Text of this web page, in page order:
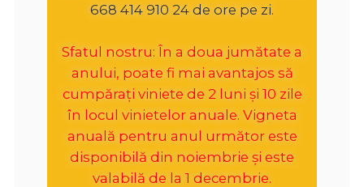
668 414 910 24 de ore pe zi.
Sfatul nostru: În a doua jumătate a
anului, poate fi mai avantajos să
cumpărați viniete de 2 luni și 10 zile
în locul vinietelor anuale. Vigneta
anuală pentru anul următor este
disponibilă din noiembrie și este
valabilă de la 1 decembrie.